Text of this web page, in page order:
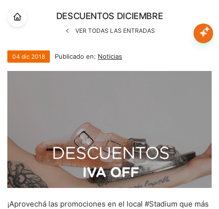
este
incluye
un
sistema
DESCUENTOS DICIEMBRE
VER TODAS LAS ENTRADAS
04 dic 2018 Publicado en: Noticias
¡Aprovechá las promociones en el local #Stadium que más
Hombre
Marcas
Novedades